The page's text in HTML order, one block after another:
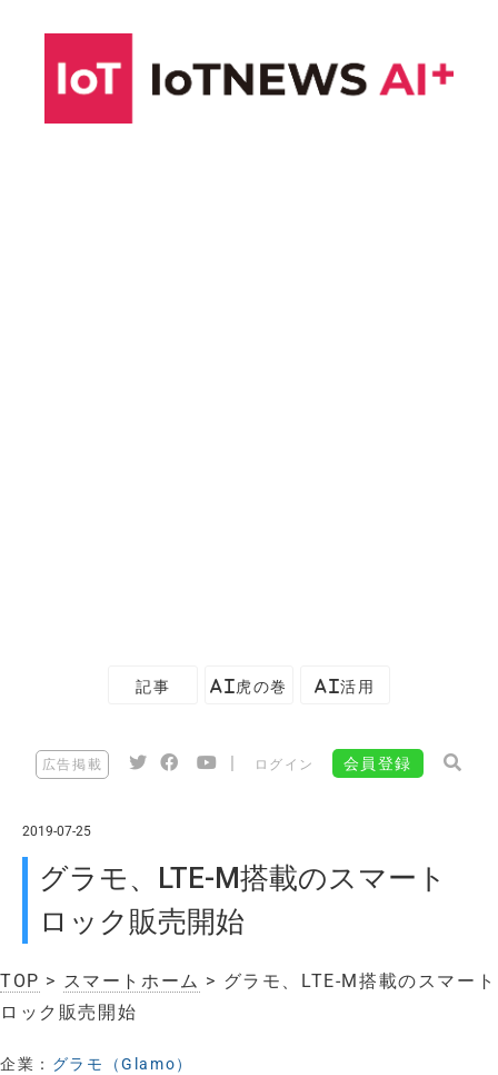
記事 AI虎の巻 AI活用
広告掲載 ログイン 会員登録
2019-07-25
グラモ、LTE-M搭載のスマート
ロック販売開始
TOP > スマートホーム > グラモ、LTE-M搭載のスマート
ロック販売開始
企業： グラモ（Glamo）